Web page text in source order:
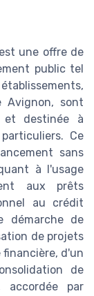
une offre de
public tel
Avignon, sont
et destinée à
Ce
sans
à l'usage
aux prêts
au crédit
démarche de
de projets
financière, d'un
de
par